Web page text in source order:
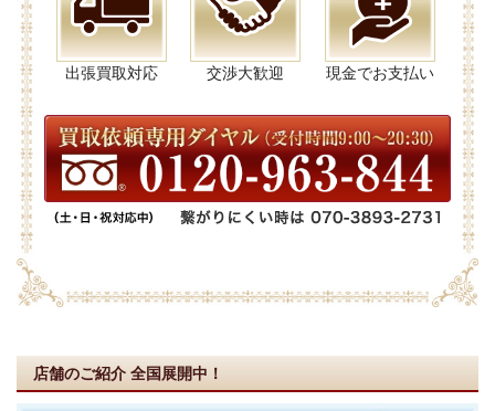
出張買取対応 交渉大歓迎 現金でお支払い
店舗のご紹介 全国展開中！